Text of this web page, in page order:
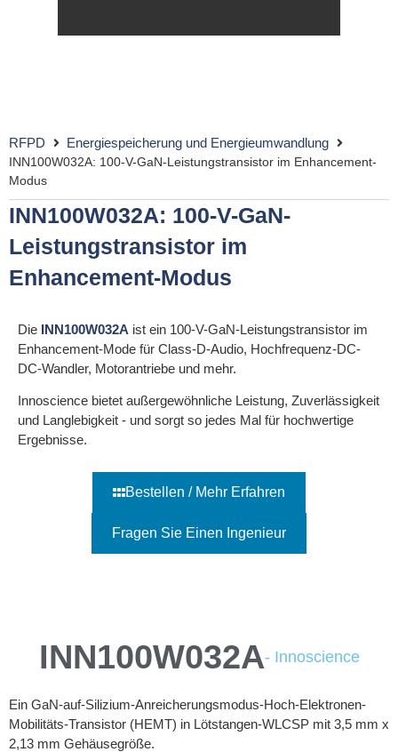
RFPD Energiespeicherung und Energieumwandlung
INN100W032A: 100-V-GaN-Leistungstransistor im Enhancement-
Modus
INN100W032A: 100-V-GaN-
Leistungstransistor im
Enhancement-Modus
Die INN100W032A ist ein 100-V-GaN-Leistungstransistor im
Enhancement-Mode für Class-D-Audio, Hochfrequenz-DC-
DC-Wandler, Motorantriebe und mehr.
Innoscience bietet außergewöhnliche Leistung, Zuverlässigkeit
und Langlebigkeit - und sorgt so jedes Mal für hochwertige
Ergebnisse.
Bestellen / Mehr Erfahren
Fragen Sie Einen Ingenieur
INN100W032A- Innoscience
Ein GaN-auf-Silizium-Anreicherungsmodus-Hoch-Elektronen-
Mobilitäts-Transistor (HEMT) in Lötstangen-WLCSP mit 3,5 mm x
2,13 mm Gehäusegröße.